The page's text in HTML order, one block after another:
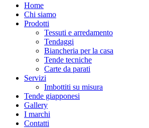
Home
Chi siamo
Prodotti
Tessuti e arredamento
Tendaggi
Biancheria per la casa
Tende tecniche
Carte da parati
Servizi
Imbottiti su misura
Tende giapponesi
Gallery
I marchi
Contatti